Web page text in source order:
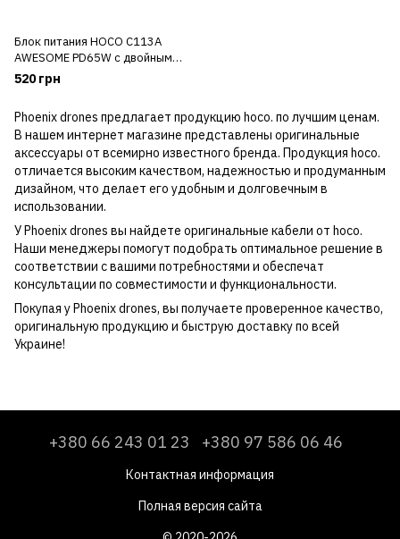
Блок питания HOCO C113A
AWESOME PD65W с двойным
портом USB-A и USB-C
520 грн
Phoenix drones предлагает продукцию hoco. по лучшим ценам.
В нашем интернет магазине представлены оригинальные
аксессуары от всемирно известного бренда. Продукция hoco.
отличается высоким качеством, надежностью и продуманным
дизайном, что делает его удобным и долговечным в
использовании.
У Phoenix drones вы найдете оригинальные кабели от hoco.
Наши менеджеры помогут подобрать оптимальное решение в
соответствии с вашими потребностями и обеспечат
консультации по совместимости и функциональности.
Покупая у Phoenix drones, вы получаете проверенное качество,
оригинальную продукцию и быструю доставку по всей
Украине!
+380 66 243 01 23 +380 97 586 06 46
Контактная информация
Полная версия сайта